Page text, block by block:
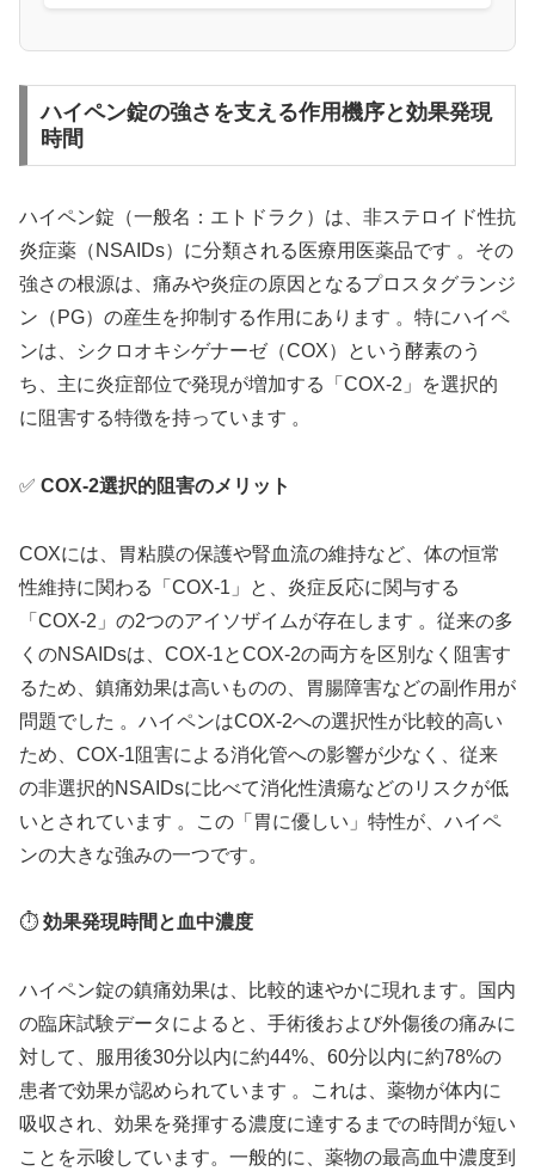
ハイペン錠の強さを支える作用機序と効果発現
時間
ハイペン錠（一般名：エトドラク）は、非ステロイド性抗
炎症薬（NSAIDs）に分類される医療用医薬品です 。その
強さの根源は、痛みや炎症の原因となるプロスタグランジ
ン（PG）の産生を抑制する作用にあります 。特にハイペ
ンは、シクロオキシゲナーゼ（COX）という酵素のう
ち、主に炎症部位で発現が増加する「COX-2」を選択的
に阻害する特徴を持っています 。
✅ COX-2選択的阻害のメリット
COXには、胃粘膜の保護や腎血流の維持など、体の恒常
性維持に関わる「COX-1」と、炎症反応に関与する
「COX-2」の2つのアイソザイムが存在します 。従来の多
くのNSAIDsは、COX-1とCOX-2の両方を区別なく阻害す
るため、鎮痛効果は高いものの、胃腸障害などの副作用が
問題でした 。ハイペンはCOX-2への選択性が比較的高い
ため、COX-1阻害による消化管への影響が少なく、従来
の非選択的NSAIDsに比べて消化性潰瘍などのリスクが低
いとされています 。この「胃に優しい」特性が、ハイペ
ンの大きな強みの一つです。
⏱️ 効果発現時間と血中濃度
ハイペン錠の鎮痛効果は、比較的速やかに現れます。国内
の臨床試験データによると、手術後および外傷後の痛みに
対して、服用後30分以内に約44%、60分以内に約78%の
患者で効果が認められています 。これは、薬物が体内に
吸収され、効果を発揮する濃度に達するまでの時間が短い
ことを示唆しています。一般的に、薬物の最高血中濃度到